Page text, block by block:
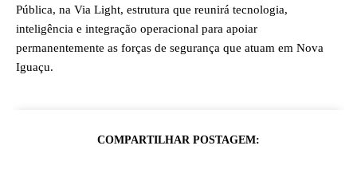
Pública, na Via Light, estrutura que reunirá tecnologia,
inteligência e integração operacional para apoiar
permanentemente as forças de segurança que atuam em Nova
Iguaçu.
COMPARTILHAR POSTAGEM: